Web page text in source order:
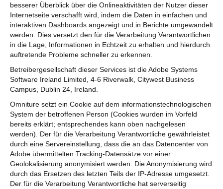
besserer Überblick über die Onlineaktivitäten der Nutzer dieser
Internetseite verschafft wird, indem die Daten in einfachen und
interaktiven Dashboards angezeigt und in Berichte umgewandelt
werden. Dies versetzt den für die Verarbeitung Verantwortlichen
in die Lage, Informationen in Echtzeit zu erhalten und hierdurch
auftretende Probleme schneller zu erkennen.
Betreibergesellschaft dieser Services ist die Adobe Systems
Software Ireland Limited, 4-6 Riverwalk, Citywest Business
Campus, Dublin 24, Ireland.
Omniture setzt ein Cookie auf dem informationstechnologischen
System der betroffenen Person (Cookies wurden im Vorfeld
bereits erklärt; entsprechendes kann oben nachgelesen
werden). Der für die Verarbeitung Verantwortliche gewährleistet
durch eine Servereinstellung, dass die an das Datencenter von
Adobe übermittelten Tracking-Datensätze vor einer
Geolokalisierung anonymisiert werden. Die Anonymisierung wird
durch das Ersetzen des letzten Teils der IP-Adresse umgesetzt.
Der für die Verarbeitung Verantwortliche hat serverseitig